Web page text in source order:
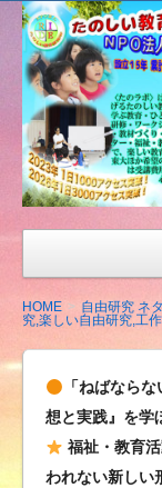
たの
しい
教育
研究
所
（沖
縄）
公式
ト
HOME
自由研究 ネ
究,楽しい自由研究,工作
「ねばなら
想と実践』を学
福祉・教育
われない新しい